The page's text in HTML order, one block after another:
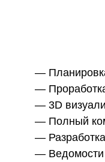
—
—
— 3D
— Полный
—
— Ведомости